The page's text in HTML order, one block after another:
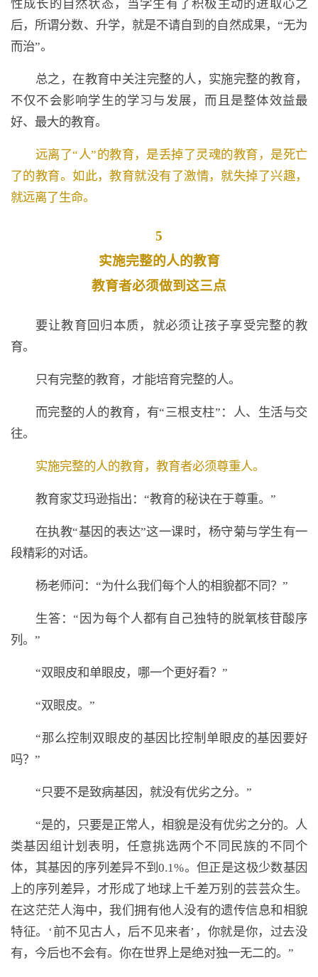
性成长的自然状态，当学生有了积极主动的进取心之
后，所谓分数、升学，就是不请自到的自然成果，“无为
而治”。
总之，在教育中关注完整的人，实施完整的教育，
不仅不会影响学生的学习与发展，而且是整体效益最
好、最大的教育。
远离了“人”的教育，是丢掉了灵魂的教育，是死亡
了的教育。如此，教育就没有了激情，就失掉了兴趣，
就远离了生命。
5
实施完整的人的教育
教育者必须做到这三点
要让教育回归本质，就必须让孩子享受完整的教
育。
只有完整的教育，才能培育完整的人。
而完整的人的教育，有“三根支柱”：人、生活与交
往。
实施完整的人的教育，教育者必须尊重人。
教育家艾玛逊指出：“教育的秘诀在于尊重。”
在执教“基因的表达”这一课时，杨守菊与学生有一
段精彩的对话。
杨老师问：“为什么我们每个人的相貌都不同？”
生答：“因为每个人都有自己独特的脱氧核苷酸序
列。”
“双眼皮和单眼皮，哪一个更好看？”
“双眼皮。”
“那么控制双眼皮的基因比控制单眼皮的基因要好
吗？”
“只要不是致病基因，就没有优劣之分。”
“是的，只要是正常人，相貌是没有优劣之分的。人
类基因组计划表明，任意挑选两个不同民族的不同个
体，其基因的序列差异不到0.1%。但正是这极少数基因
上的序列差异，才形成了地球上千差万别的芸芸众生。
在这茫茫人海中，我们拥有他人没有的遗传信息和相貌
特征。‘前不见古人，后不见来者’，你就是你，过去没
有，今后也不会有。你在世界上是绝对独一无二的。”